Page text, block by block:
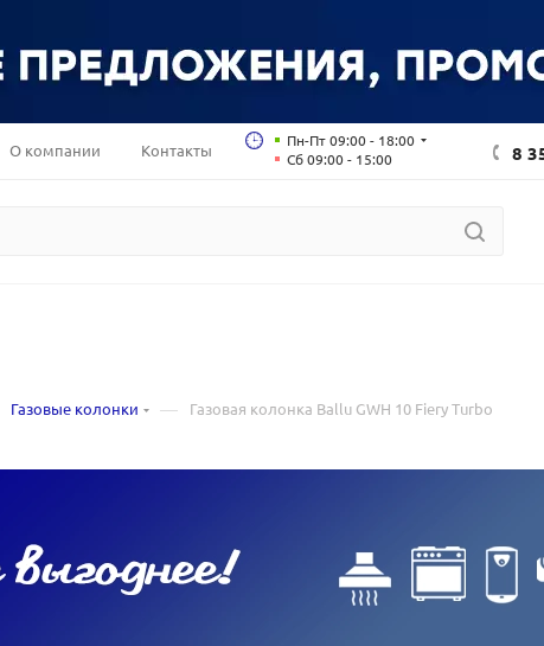
О компании Контакты
Пн-Пт 09:00 - 18:00
Сб 09:00 - 15:00
8
Газовые колонки — Газовая колонка Ballu GWH 10 Fiery Turbo